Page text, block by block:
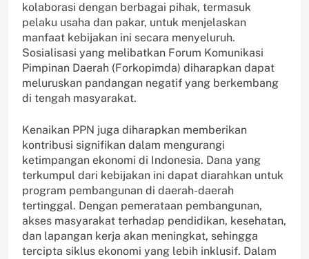
kolaborasi dengan berbagai pihak, termasuk
pelaku usaha dan pakar, untuk menjelaskan
manfaat kebijakan ini secara menyeluruh.
Sosialisasi yang melibatkan Forum Komunikasi
Pimpinan Daerah (Forkopimda) diharapkan dapat
meluruskan pandangan negatif yang berkembang
di tengah masyarakat.
Kenaikan PPN juga diharapkan memberikan
kontribusi signifikan dalam mengurangi
ketimpangan ekonomi di Indonesia. Dana yang
terkumpul dari kebijakan ini dapat diarahkan untuk
program pembangunan di daerah-daerah
tertinggal. Dengan pemerataan pembangunan,
akses masyarakat terhadap pendidikan, kesehatan,
dan lapangan kerja akan meningkat, sehingga
tercipta siklus ekonomi yang lebih inklusif. Dalam